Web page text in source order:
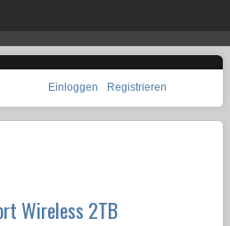
Einloggen Registrieren
Wireless 2TB